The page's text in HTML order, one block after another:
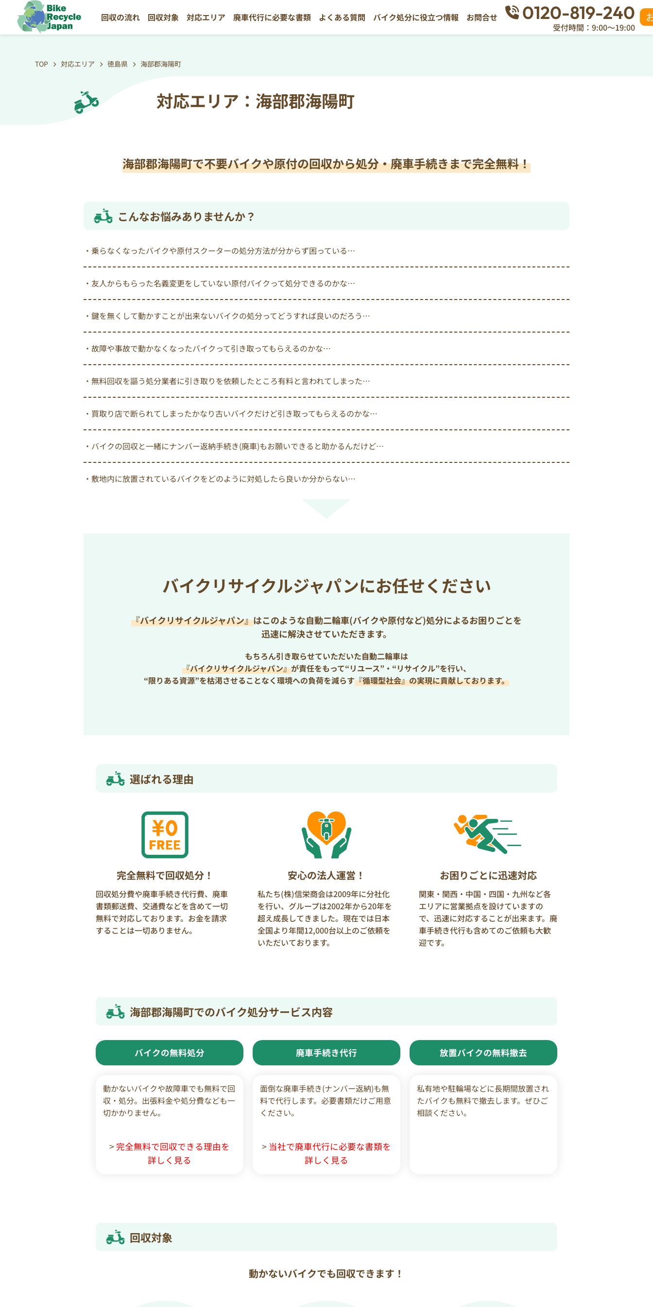
回収の流れ 回収対象 対応エリア 廃車代行に必要な書類 よくある質問 バイク処分に役立つ情報 お問合せ 0120-819-240
受付時間：9:00～19:00
TOP 対応エリア 徳島県 海部郡海陽町
対応エリア：海部郡海陽町
海部郡海陽町で不要バイクや原付の回収から処分・廃車手続きまで完全無料！
こんなお悩みありませんか？
・乗らなくなったバイクや原付スクーターの処分方法が分からず困っている…
・友人からもらった名義変更をしていない原付バイクって処分できるのかな…
・鍵を無くして動かすことが出来ないバイクの処分ってどうすれば良いのだろう…
・故障や事故で動かなくなったバイクって引き取ってもらえるのかな…
・無料回収を謳う処分業者に引き取りを依頼したところ有料と言われてしまった…
・買取り店で断られてしまったかなり古いバイクだけど引き取ってもらえるのかな…
・バイクの回収と一緒にナンバー返納手続き(廃車)もお願いできると助かるんだけど…
・敷地内に放置されているバイクをどのように対処したら良いか分からない…
バイクリサイクルジャパンにお任せください
『バイクリサイクルジャパン』はこのような自動二輪車(バイクや原付など)処分によるお困りごとを
迅速に解決させていただきます。
もちろん引き取らせていただいた自動二輪車は
『バイクリサイクルジャパン』が責任をもって“リユース”・“リサイクル”を行い、
“限りある資源”を枯渇させることなく環境への負荷を減らす『循環型社会』の実現に貢献しております。
選ばれる理由
完全無料で回収処分！
回収処分費や廃車手続き代行費、廃車
書類郵送費、交通費などを含めて一切
無料で対応しております。お金を請求
することは一切ありません。
安心の法人運営！
私たち(株)信栄商会は2009年に分社化
を行い、グループは2002年から20年を
超え成長してきました。現在では日本
全国より年間12,000台以上のご依頼を
いただいております。
お困りごとに迅速対応
関東・関西・中国・四国・九州など各
エリアに営業拠点を設けていますの
で、迅速に対応することが出来ます。廃
車手続き代行も含めてのご依頼も大歓
迎です。
海部郡海陽町でのバイク処分サービス内容
バイクの無料処分
動かないバイクや故障車でも無料で回
収・処分。出張料金や処分費なども一
切かかりません。
> 完全無料で回収できる理由を
詳しく見る
廃車手続き代行
面倒な廃車手続き(ナンバー返納)も無
料で代行します。必要書類だけご用意
ください。
> 当社で廃車代行に必要な書類を
詳しく見る
放置バイクの無料撤去
私有地や駐輪場などに長期間放置され
たバイクも無料で撤去します。ぜひご
相談ください。
回収対象
動かないバイクでも回収できます！